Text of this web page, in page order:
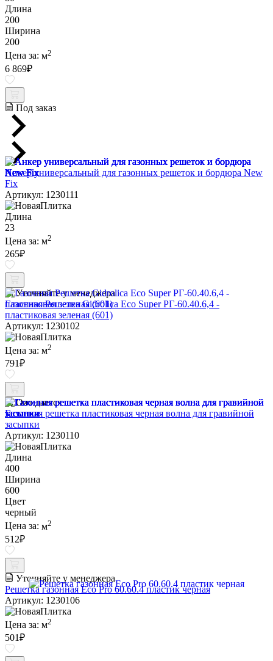
Длина
200
Ширина
200
Цена за: м2
6 869₽
Под заказ
Анкер универсальный для газонных решеток и бордюра New
Fix
Артикул: 1230111
Длина
23
Цена за: м2
265₽
Уточняйте у менеджера
Газонная Решетка Gidrolica Eco Super РГ-60.40.6,4 -
пластиковая зеленая (601)
Артикул: 1230102
Цена за: м2
791₽
Ожидается
Газонная решетка пластиковая черная волна для гравийной
засыпки
Артикул: 1230110
Длина
400
Ширина
600
Цвет
черный
Цена за: м2
512₽
Уточняйте у менеджера
Решетка газонная Eco Pro 60.60.4 пластик черная
Артикул: 1230106
Цена за: м2
501₽